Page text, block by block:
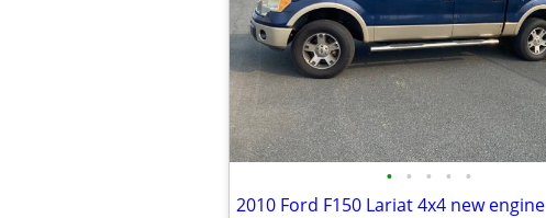
• • • • •
2010 Ford F150 Lariat 4x4 new engine